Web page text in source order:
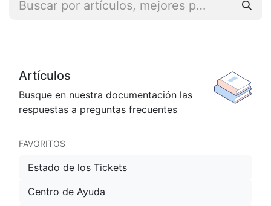
Artículos
Busque en nuestra documentación las
respuestas a preguntas frecuentes
FAVORITOS
Estado de los Tickets
Centro de Ayuda